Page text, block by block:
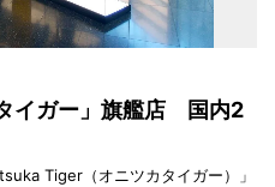
イガー」旗艦店 国内2
Tiger（オニツカタイガー）」